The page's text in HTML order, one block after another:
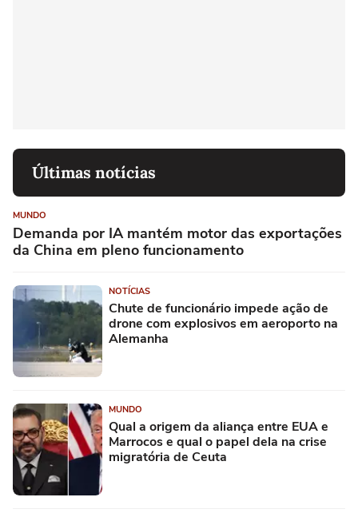
Últimas notícias
MUNDO
Demanda por IA mantém motor das exportações
da China em pleno funcionamento
NOTÍCIAS
Chute de funcionário impede ação de
drone com explosivos em aeroporto na
Alemanha
MUNDO
Qual a origem da aliança entre EUA e
Marrocos e qual o papel dela na crise
migratória de Ceuta